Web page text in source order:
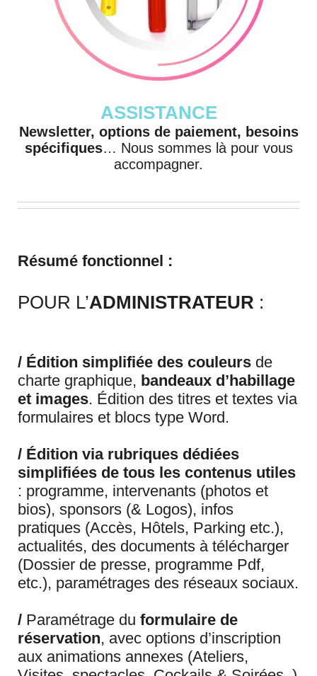
ASSISTANCE
Newsletter, options de paiement, besoins
spécifiques… Nous sommes là pour vous
accompagner.
Résumé fonctionnel :
POUR L’ADMINISTRATEUR :
/ Édition simplifiée des couleurs de
charte graphique, bandeaux d’habillage
et images. Édition des titres et textes via
formulaires et blocs type Word.
/ Édition via rubriques dédiées
simplifiées de tous les contenus utiles
: programme, intervenants (photos et
bios), sponsors (& Logos), infos
pratiques (Accès, Hôtels, Parking etc.),
actualités, des documents à télécharger
(Dossier de presse, programme Pdf,
etc.), paramétrages des réseaux sociaux.
/ Paramétrage du formulaire de
réservation, avec options d’inscription
aux animations annexes (Ateliers,